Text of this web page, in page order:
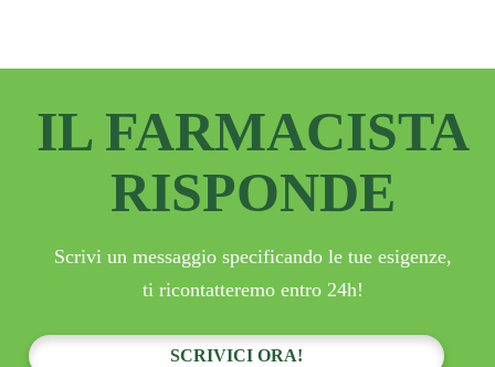
IL FARMACISTA
RISPONDE
Scrivi un messaggio specificando le tue esigenze,
ti ricontatteremo entro 24h!
SCRIVICI ORA!